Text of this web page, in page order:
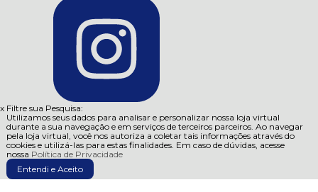
x Filtre sua Pesquisa:
Utilizamos seus dados para analisar e personalizar nossa loja virtual
durante a sua navegação e em serviços de terceiros parceiros. Ao navegar
pela loja virtual, você nos autoriza a coletar tais informações através do
cookies e utilizá-las para estas finalidades. Em caso de dúvidas, acesse
nossa Política de Privacidade
Entendi e Aceito